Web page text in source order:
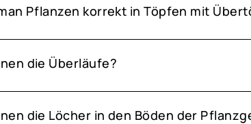
Pflanzen korrekt in Töpfen mit
die Überläufe?
die Löcher in den Böden der